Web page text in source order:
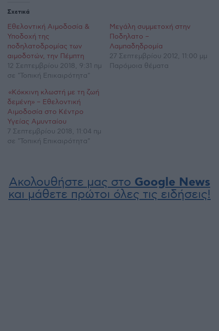
Σχετικά
Εθελοντική Αιμοδοσία &
Υποδοχή της
ποδηλατοδρομίας των
αιμοδοτών, την Πέμπτη
12 Σεπτεμβρίου 2018, 9:31 πμ
σε "Τοπική Επικαιρότητα"
Μεγάλη συμμετοχή στην
Ποδηλατο –
Λαμπαδηδρομία
27 Σεπτεμβρίου 2012, 11:00 μμ
Παρόμοια θέματα
«Κόκκινη κλωστή με τη ζωή
δεμένη» – Εθελοντική
Αιμοδοσία στο Κέντρο
Υγείας Αμυνταίου
7 Σεπτεμβρίου 2018, 11:04 πμ
σε "Τοπική Επικαιρότητα"
Ακολουθήστε μας στο Google News
και μάθετε πρώτοι όλες τις ειδήσεις!